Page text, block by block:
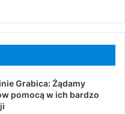
Grabica: Żądamy
pomocą w ich bardzo